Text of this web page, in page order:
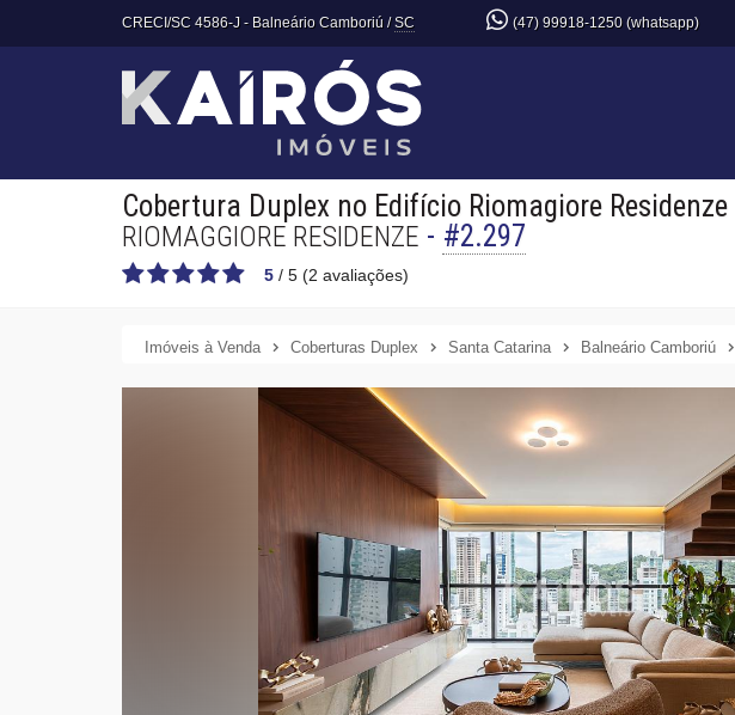
CRECI/SC 4586-J - Balneário Camboriú /SC (47) 99918-1250 (whatsapp)
Cobertura Duplex no Edifício Riomagiore Residenze
RIOMAGGIORE RESIDENZE - #2.297
5 / 5 (2 avaliações)
Imóveis à Venda Coberturas Duplex Santa Catarina Balneário Camboriú